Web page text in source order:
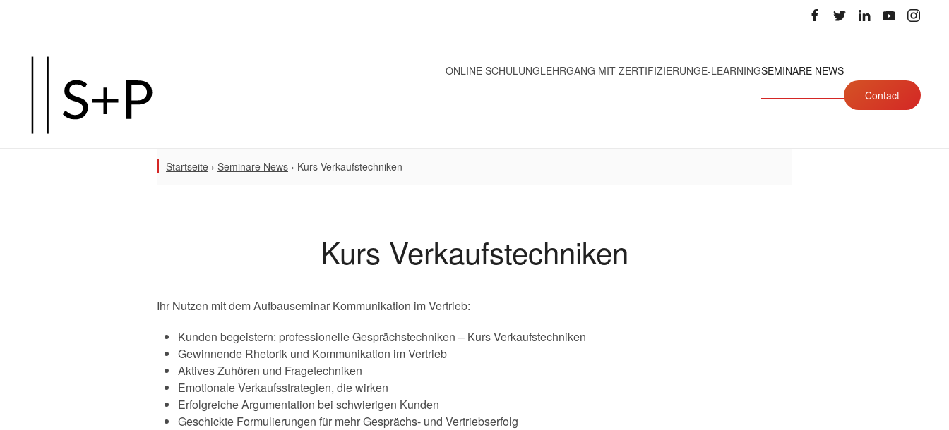
ONLINE SCHULUNGLEHRGANG MIT ZERTIFIZIERUNGE-LEARNINGSEMINARE NEWS
Contact
Startseite › Seminare News › Kurs Verkaufstechniken
Kurs Verkaufstechniken
Ihr Nutzen mit dem Aufbauseminar Kommunikation im Vertrieb:
Kunden begeistern: professionelle Gesprächstechniken – Kurs Verkaufstechniken
Gewinnende Rhetorik und Kommunikation im Vertrieb
Aktives Zuhören und Fragetechniken
Emotionale Verkaufsstrategien, die wirken
Erfolgreiche Argumentation bei schwierigen Kunden
Geschickte Formulierungen für mehr Gesprächs- und Vertriebserfolg